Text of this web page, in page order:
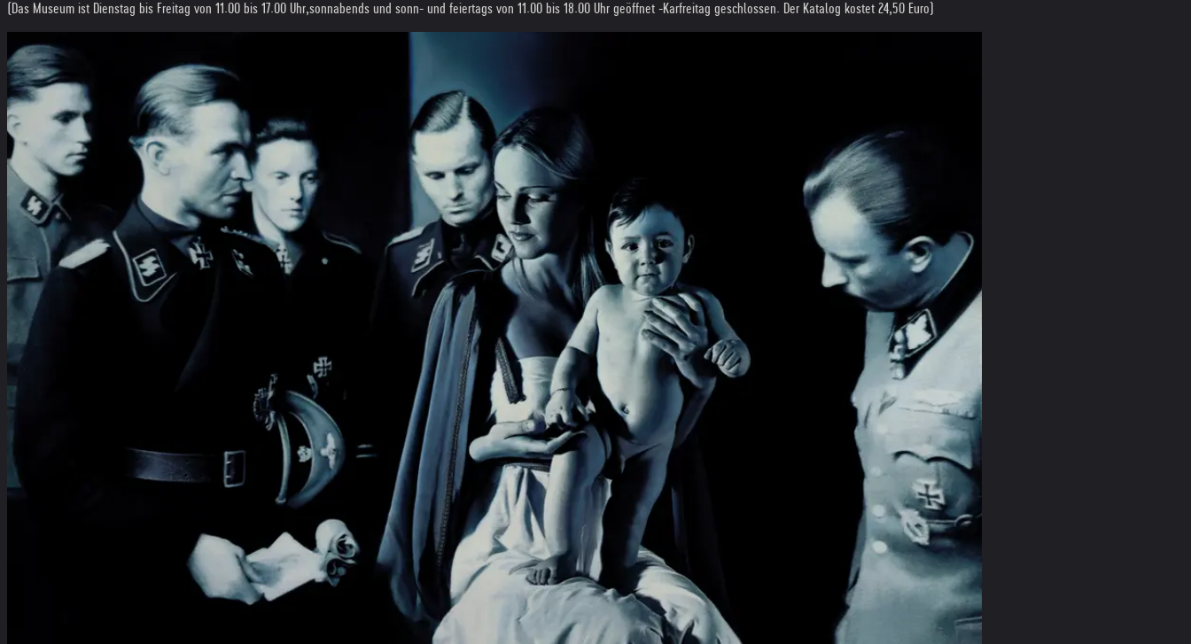
(Das Museum ist Dienstag bis Freitag von 11.00 bis 17.00 Uhr,sonnabends und sonn- und feiertags von 11.00 bis 18.00 Uhr geöffnet -Karfreitag geschlossen. Der Katalog kostet 24,50 Euro)